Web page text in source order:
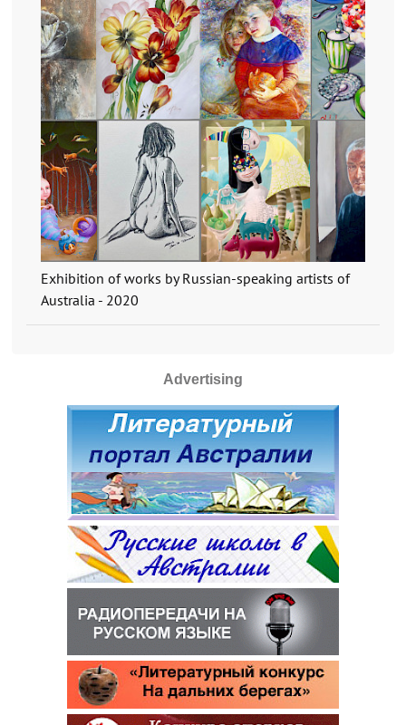
Exhibition of works by Russian-speaking artists of
Australia - 2020
Advertising